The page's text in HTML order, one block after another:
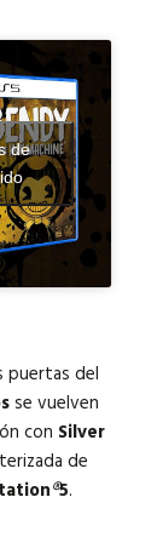
de
puertas del
se vuelven
con Silver
de
®5.